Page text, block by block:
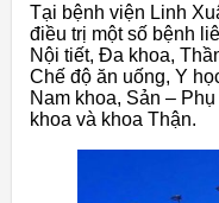
Tại bệnh viện Linh
điều trị một số bệnh
Nội tiết, Đa khoa,
Chế độ ăn uống, Y
Nam khoa, Sản –
khoa và khoa Thận.